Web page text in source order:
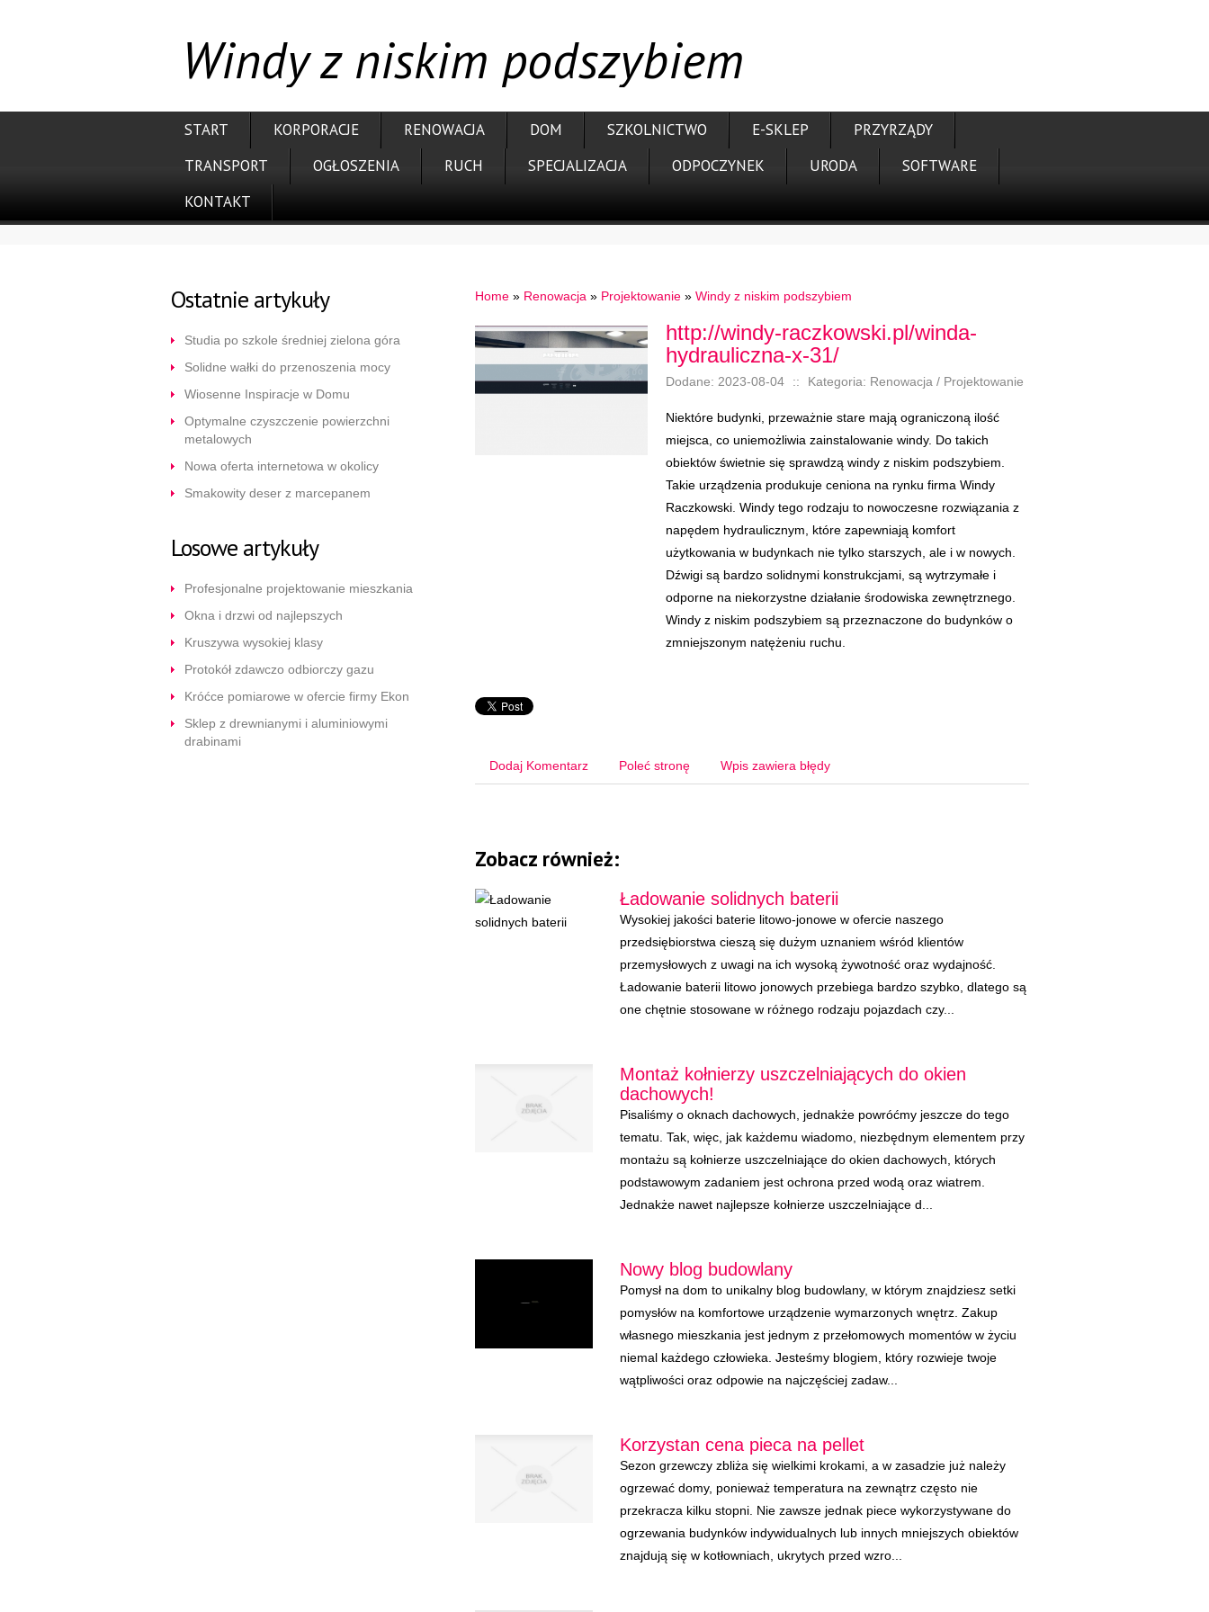
Windy z niskim podszybiem
START KORPORACJE RENOWACJA DOM SZKOLNICTWO E-SKLEP
PRZYRZĄDY
TRANSPORT
OGŁOSZENIA RUCH SPECJALIZACJA ODPOCZYNEK URODA
SOFTWARE
KONTAKT
Ostatnie artykuły
Studia po szkole średniej zielona góra
Solidne wałki do przenoszenia mocy
Wiosenne Inspiracje w Domu
Optymalne czyszczenie powierzchni
metalowych
Nowa oferta internetowa w okolicy
Smakowity deser z marcepanem
Losowe artykuły
Profesjonalne projektowanie mieszkania
Okna i drzwi od najlepszych
Kruszywa wysokiej klasy
Protokół zdawczo odbiorczy gazu
Króćce pomiarowe w ofercie firmy Ekon
Sklep z drewnianymi i aluminiowymi
drabinami
Home» Renowacja » Projektowanie» Windy z niskim podszybiem
http://windy-raczkowski.pl/winda-
hydrauliczna-x-31/
Dodane: 2023-08-04 :: Kategoria: Renowacja / Projektowanie
Niektóre budynki, przeważnie stare mają ograniczoną ilość
miejsca, co uniemożliwia zainstalowanie windy. Do takich
obiektów świetnie się sprawdzą windy z niskim podszybiem.
Takie urządzenia produkuje ceniona na rynku firma Windy
Raczkowski. Windy tego rodzaju to nowoczesne rozwiązania z
napędem hydraulicznym, które zapewniają komfort
użytkowania w budynkach nie tylko starszych, ale i w nowych.
Dźwigi są bardzo solidnymi konstrukcjami, są wytrzymałe i
odporne na niekorzystne działanie środowiska zewnętrznego.
Windy z niskim podszybiem są przeznaczone do budynków o
zmniejszonym natężeniu ruchu.
Dodaj Komentarz Poleć stronę Wpis zawiera błędy
Zobacz również:
Ładowanie solidnych baterii
Wysokiej jakości baterie litowo-jonowe w ofercie naszego
przedsiębiorstwa cieszą się dużym uznaniem wśród klientów
przemysłowych z uwagi na ich wysoką żywotność oraz wydajność.
Ładowanie baterii litowo jonowych przebiega bardzo szybko, dlatego są
one chętnie stosowane w różnego rodzaju pojazdach czy...
Montaż kołnierzy uszczelniających do okien
dachowych!
Pisaliśmy o oknach dachowych, jednakże powróćmy jeszcze do tego
tematu. Tak, więc, jak każdemu wiadomo, niezbędnym elementem przy
montażu są kołnierze uszczelniające do okien dachowych, których
podstawowym zadaniem jest ochrona przed wodą oraz wiatrem.
Jednakże nawet najlepsze kołnierze uszczelniające d...
Nowy blog budowlany
Pomysł na dom to unikalny blog budowlany, w którym znajdziesz setki
pomysłów na komfortowe urządzenie wymarzonych wnętrz. Zakup
własnego mieszkania jest jednym z przełomowych momentów w życiu
niemal każdego człowieka. Jesteśmy blogiem, który rozwieje twoje
wątpliwości oraz odpowie na najczęściej zadaw...
Korzystan cena pieca na pellet
Sezon grzewczy zbliża się wielkimi krokami, a w zasadzie już należy
ogrzewać domy, ponieważ temperatura na zewnątrz często nie
przekracza kilku stopni. Nie zawsze jednak piece wykorzystywane do
ogrzewania budynków indywidualnych lub innych mniejszych obiektów
znajdują się w kotłowniach, ukrytych przed wzro...